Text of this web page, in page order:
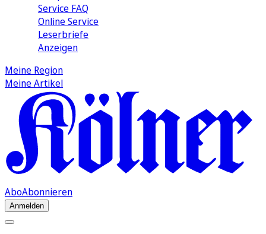
Service FAQ
Online Service
Leserbriefe
Anzeigen
Meine Region
Meine Artikel
AboAbonnieren
Anmelden